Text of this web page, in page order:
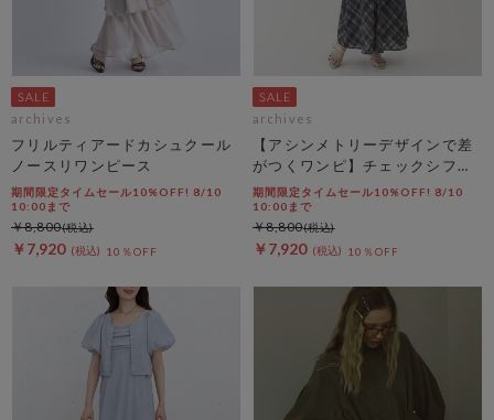
archives
フリルティアードカシュクール
ノースリワンピース
期間限定タイムセール10%OFF! 8/10
10:00まで
￥7,920 10％OFF
￥8,800
archives
【アシンメトリーデザインで差
がつくワンピ】チェックシフォ
ンドロストキャミワンピース
期間限定タイムセール10%OFF! 8/10
10:00まで
￥7,920 10％OFF
￥8,800